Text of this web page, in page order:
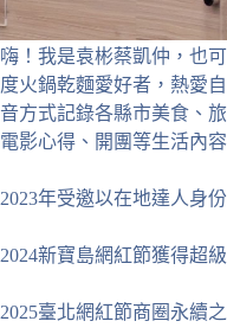
嗨！我是袁彬蔡凱仲，也
度火鍋乾麵愛好者，熱愛
音方式記錄各縣市美食、
電影心得、開團等生活內容
2023年受邀以在地達人身
2024新寶島網紅節獲得超
2025臺北網紅節商圈永續